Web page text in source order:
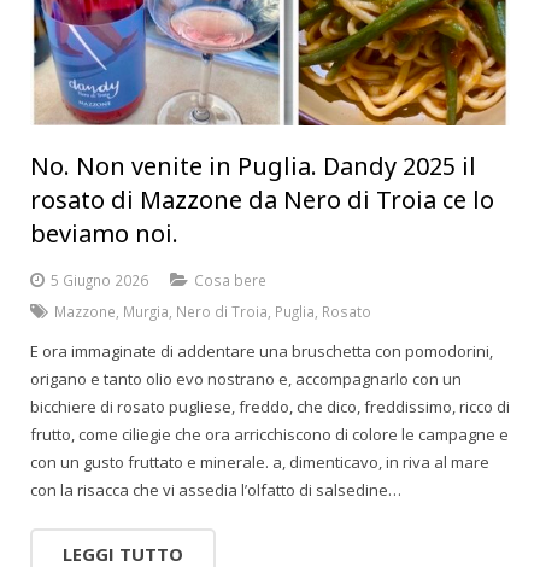
No. Non venite in Puglia. Dandy 2025 il
rosato di Mazzone da Nero di Troia ce lo
beviamo noi.
5 Giugno 2026
Cosa bere
Mazzone Murgia Nero di Troia Puglia Rosato
E ora immaginate di addentare una bruschetta con pomodorini,
origano e tanto olio evo nostrano e, accompagnarlo con un
bicchiere di rosato pugliese, freddo, che dico, freddissimo, ricco di
frutto, come ciliegie che ora arricchiscono di colore le campagne e
con un gusto fruttato e minerale. a, dimenticavo, in riva al mare
con la risacca che vi assedia l’olfatto di salsedine…
LEGGI TUTTO